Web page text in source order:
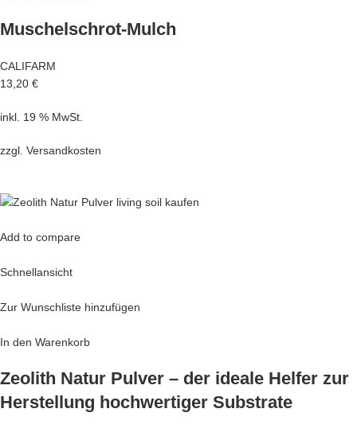
Muschelschrot-Mulch
CALIFARM
13,20 €
inkl. 19 % MwSt.
zzgl. Versandkosten
Add to compare
Schnellansicht
Zur Wunschliste hinzufügen
In den Warenkorb
Zeolith Natur Pulver – der ideale Helfer zur
Herstellung hochwertiger Substrate